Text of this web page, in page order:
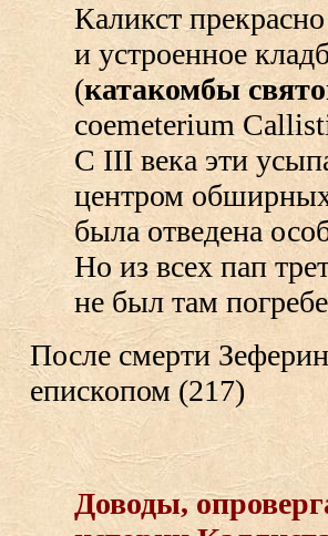
Каликст
и устроенное
(катакомбы
coemeterium
С III века эти
центром
была отведена
Но из всех пап
не был там
После смерти
епископом (217)
Доводы,